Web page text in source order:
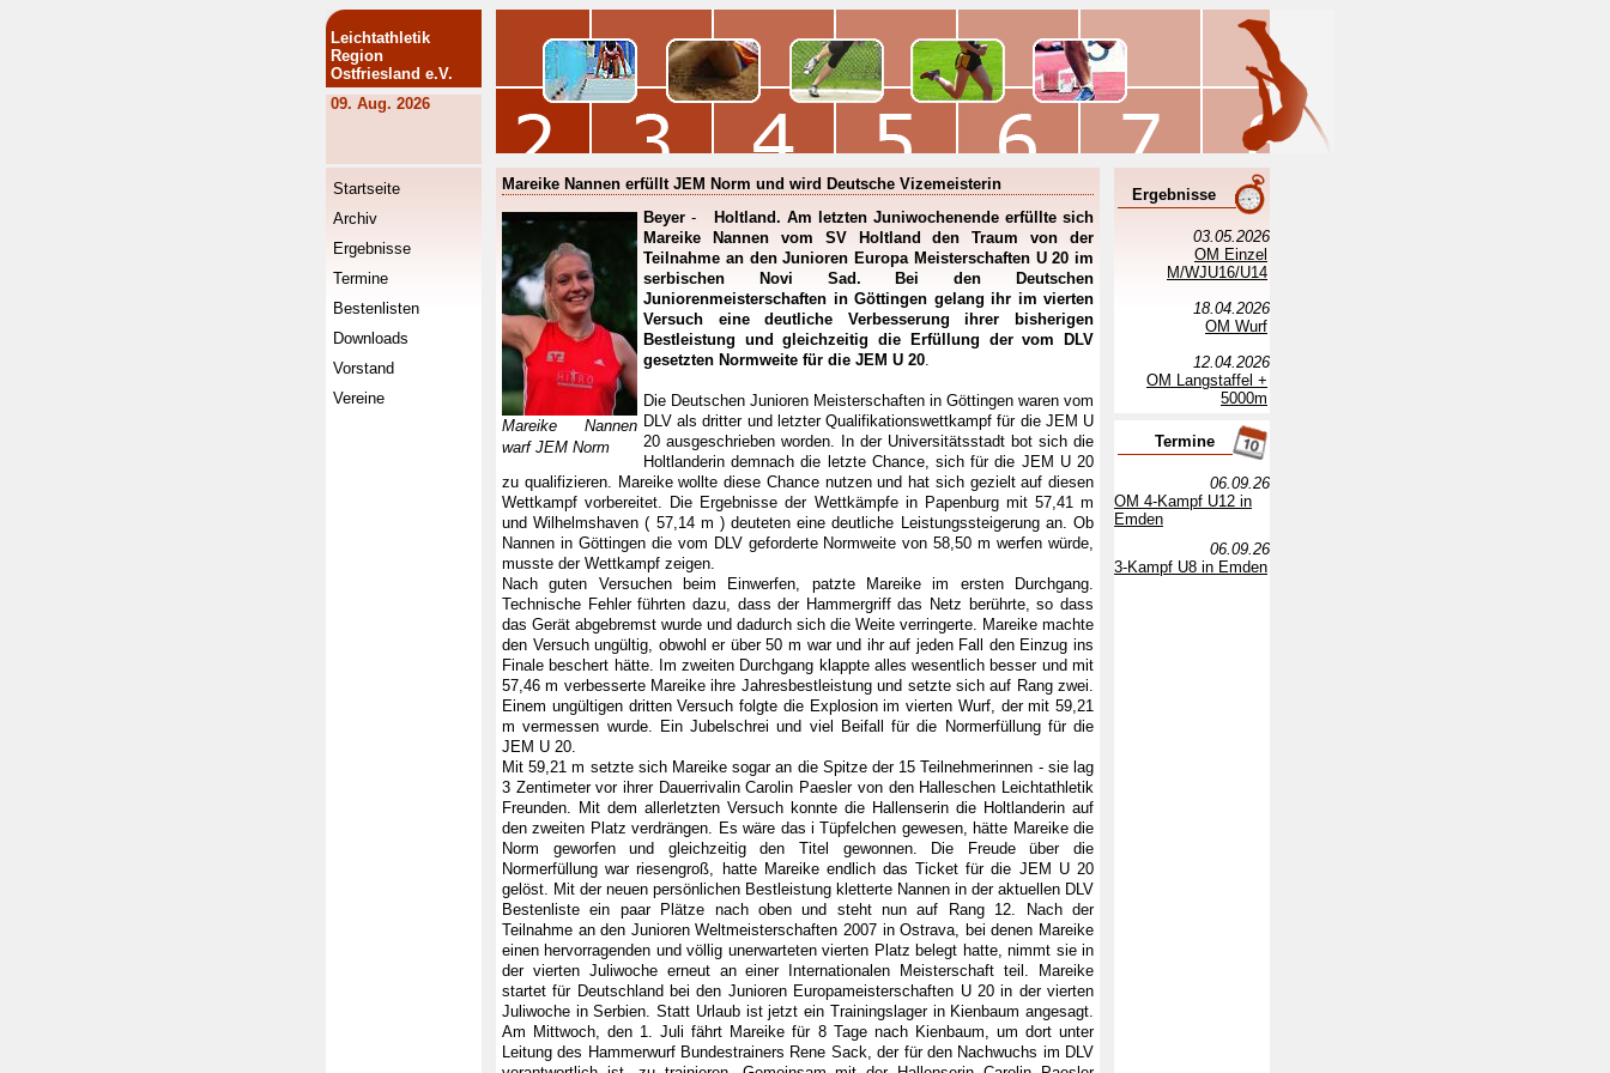
Leichtathletik
Region
Ostfriesland e.V.
09. Aug. 2026
Startseite
Archiv
Ergebnisse
Termine
Bestenlisten
Downloads
Vorstand
Vereine
Mareike Nannen erfüllt JEM Norm und wird Deutsche Vizemeisterin
Mareike Nannen
warf JEM Norm
Beyer -
Holtland. Am letzten Juniwochenende erfüllte sich
Mareike Nannen vom SV Holtland den Traum von der
Teilnahme an den Junioren Europa Meisterschaften U 20 im
serbischen Novi Sad. Bei den Deutschen
Juniorenmeisterschaften in Göttingen gelang ihr im vierten
Versuch eine deutliche Verbesserung ihrer bisherigen
Bestleistung und gleichzeitig die Erfüllung der vom DLV
gesetzten Normweite für die JEM U 20.
Die Deutschen Junioren Meisterschaften in Göttingen waren vom
DLV als dritter und letzter Qualifikationswettkampf für die JEM U
20 ausgeschrieben worden. In der Universitätsstadt bot sich die
Holtlanderin demnach die letzte Chance, sich für die JEM U 20
zu qualifizieren. Mareike wollte diese Chance nutzen und hat sich gezielt auf diesen
Wettkampf vorbereitet. Die Ergebnisse der Wettkämpfe in Papenburg mit 57,41 m
und Wilhelmshaven ( 57,14 m ) deuteten eine deutliche Leistungssteigerung an. Ob
Nannen in Göttingen die vom DLV geforderte Normweite von 58,50 m werfen würde,
musste der Wettkampf zeigen.
Nach guten Versuchen beim Einwerfen, patzte Mareike im ersten Durchgang.
Technische Fehler führten dazu, dass der Hammergriff das Netz berührte, so dass
das Gerät abgebremst wurde und dadurch sich die Weite verringerte. Mareike machte
den Versuch ungültig, obwohl er über 50 m war und ihr auf jeden Fall den Einzug ins
Finale beschert hätte. Im zweiten Durchgang klappte alles wesentlich besser und mit
57,46 m verbesserte Mareike ihre Jahresbestleistung und setzte sich auf Rang zwei.
Einem ungültigen dritten Versuch folgte die Explosion im vierten Wurf, der mit 59,21
m vermessen wurde. Ein Jubelschrei und viel Beifall für die Normerfüllung für die
JEM U 20.
Mit 59,21 m setzte sich Mareike sogar an die Spitze der 15 Teilnehmerinnen - sie lag
3 Zentimeter vor ihrer Dauerrivalin Carolin Paesler von den Halleschen Leichtathletik
Freunden. Mit dem allerletzten Versuch konnte die Hallenserin die Holtlanderin auf
den zweiten Platz verdrängen. Es wäre das i Tüpfelchen gewesen, hätte Mareike die
Norm geworfen und gleichzeitig den Titel gewonnen. Die Freude über die
Normerfüllung war riesengroß, hatte Mareike endlich das Ticket für die JEM U 20
gelöst. Mit der neuen persönlichen Bestleistung kletterte Nannen in der aktuellen DLV
Bestenliste ein paar Plätze nach oben und steht nun auf Rang 12. Nach der
Teilnahme an den Junioren Weltmeisterschaften 2007 in Ostrava, bei denen Mareike
einen hervorragenden und völlig unerwarteten vierten Platz belegt hatte, nimmt sie in
der vierten Juliwoche erneut an einer Internationalen Meisterschaft teil. Mareike
startet für Deutschland bei den Junioren Europameisterschaften U 20 in der vierten
Juliwoche in Serbien. Statt Urlaub ist jetzt ein Trainingslager in Kienbaum angesagt.
Am Mittwoch, den 1. Juli fährt Mareike für 8 Tage nach Kienbaum, um dort unter
Leitung des Hammerwurf Bundestrainers Rene Sack, der für den Nachwuchs im DLV
Ergebnisse
03.05.2026
OM Einzel
M/WJU16/U14
18.04.2026
OM Wurf
12.04.2026
OM Langstaffel +
5000m
Termine
06.09.26
OM 4-Kampf U12 in
Emden
06.09.26
3-Kampf U8 in Emden